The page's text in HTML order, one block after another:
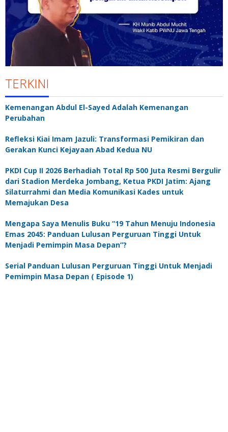
TERKINI
Kemenangan Abdul El-Sayed Adalah Kemenangan
Perubahan
Refleksi Kiai Imam Jazuli: Transformasi Pemikiran dan
Gerakan Kunci Kejayaan Abad Kedua NU
PKDI Cup II 2026 Berhadiah Total Rp 500 Juta Resmi Bergulir
dari Stadion Merdeka Jombang, Ketua PKDI Jatim: Ajang
Silaturrahmi dan Media Komunikasi Kades untuk
Memajukan Desa
Mengapa Saya Menulis Buku “19 Tahun Menuju Indonesia
Emas 2045: Panduan Lulusan Perguruan Tinggi Untuk
Menjadi Pemimpin Masa Depan”?
Serial Panduan Lulusan Perguruan Tinggi Untuk Menjadi
Pemimpin Masa Depan ( Episode 1)